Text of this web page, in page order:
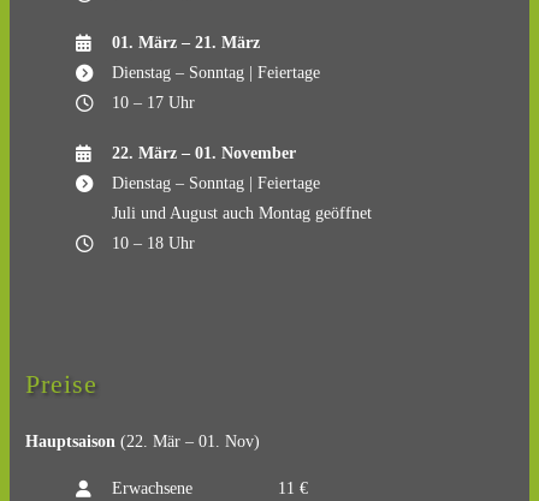
01. März – 21. März
Dienstag – Sonntag | Feiertage
10 – 17 Uhr
22. März – 01. November
Dienstag – Sonntag | Feiertage
Juli und August auch Montag geöffnet
10 – 18 Uhr
Preise
Hauptsaison(22. Mär – 01. Nov)
Erwachsene
11 €